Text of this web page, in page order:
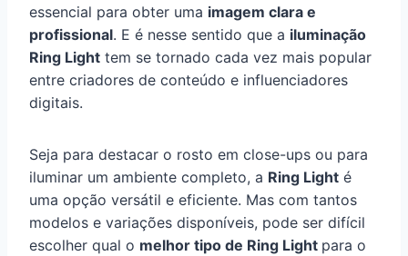
essencial para obter uma imagem clara e
profissional. E é nesse sentido que a iluminação
Ring Light tem se tornado cada vez mais popular
entre criadores de conteúdo e influenciadores
digitais.
Seja para destacar o rosto em close-ups ou para
iluminar um ambiente completo, a Ring Light é
uma opção versátil e eficiente. Mas com tantos
modelos e variações disponíveis, pode ser difícil
escolher qual o melhor tipo de Ring Light para o